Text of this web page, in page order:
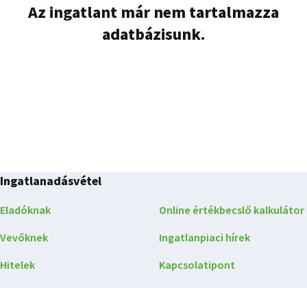
Az ingatlant már nem tartalmazza
adatbázisunk.
Ingatlanadásvétel
Eladóknak
Vevőknek
Hitelek
Online értékbecslő kalkulátor
Ingatlanpiaci hírek
Kapcsolatipont